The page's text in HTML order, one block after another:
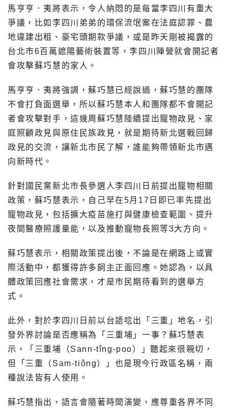
馬亨亨．夷將表示，令人納悶的是每當李四川有重大
爭議，比如李四川弟弟的環保流氓案在法庭認罪、農
地違建出租、豪宅頭期款爭議，或是昨天剛被揭露的
台北市6百萬遮陽藝術裝置等，李四川陣營就會開記者
會攻擊蘇巧慧的家人。
馬亨亨．夷將強調，蘇巧慧已經說過，蘇巧慧的團隊
不會打負面選舉，所以蘇巧慧本人和團隊都不會開記
者會攻擊對手，這幾周蘇巧慧陸續提出寵物政見、家
庭照顧政見與原住民族政見，就是期待新北選戰回歸
政見的交流，讓新北市民了解，誰能夠帶領新北市邁
向新時代。
針對國民黨新北市長參選人李四川日前提出寵物相關
政策，蘇巧慧表示，自己早在5月17日即已率先提出
寵物政見，包括擴大疫苗施打與健康檢查範圍、提升
夜間醫療照護量能，以及推動寵物長照等3大方向。
蘇巧慧表示，相關政策提出後，不論是在網路上或實
際活動中，都獲得許多飼主正面回應。她認為，以具
體政策回應社會需求，才是市民期待看到的選舉方
式。
此外，對於李四川日前以台語唸出「三重」地名，引
發外界討論是否應稱為「三重埔」一事？蘇巧慧表
示，「三重埔（Sann-tîng-poo）」聽起來很親切，
但「三重（Sam-tiông）」也是現今行政區名稱，兩
種說法皆有人使用。
蘇巧慧指出，語言會隨著時間演變，應尊重各界不同